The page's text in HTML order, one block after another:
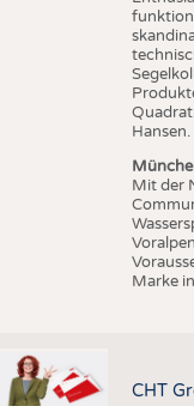
Hansen.
Mit der
Marke
CHT